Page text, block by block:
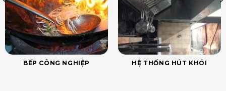
BẾP CÔNG NGHIỆP HỆ THỐNG HÚT KHÓI